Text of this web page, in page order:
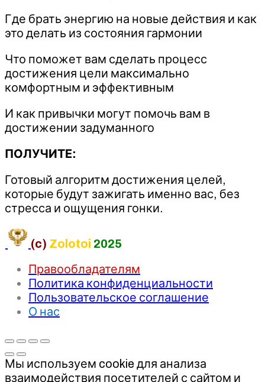
Где брать энергию на новые действия и как
это делать из состояния гармонии
Что поможет вам сделать процесс
достижения цели максимально
комфортным и эффективным
И как привычки могут помочь вам в
достижении задуманного
ПОЛУЧИТЕ:
Готовый алгоритм достижения целей,
которые будут зажигать именно вас, без
стресса и ощущения гонки.
(c) Zolotoi 2025
Правообладателям
Политика конфиденциальности
Пользовательское соглашение
О нас
Мы используем cookie для анализа
взаимодействия посетителей с сайтом и